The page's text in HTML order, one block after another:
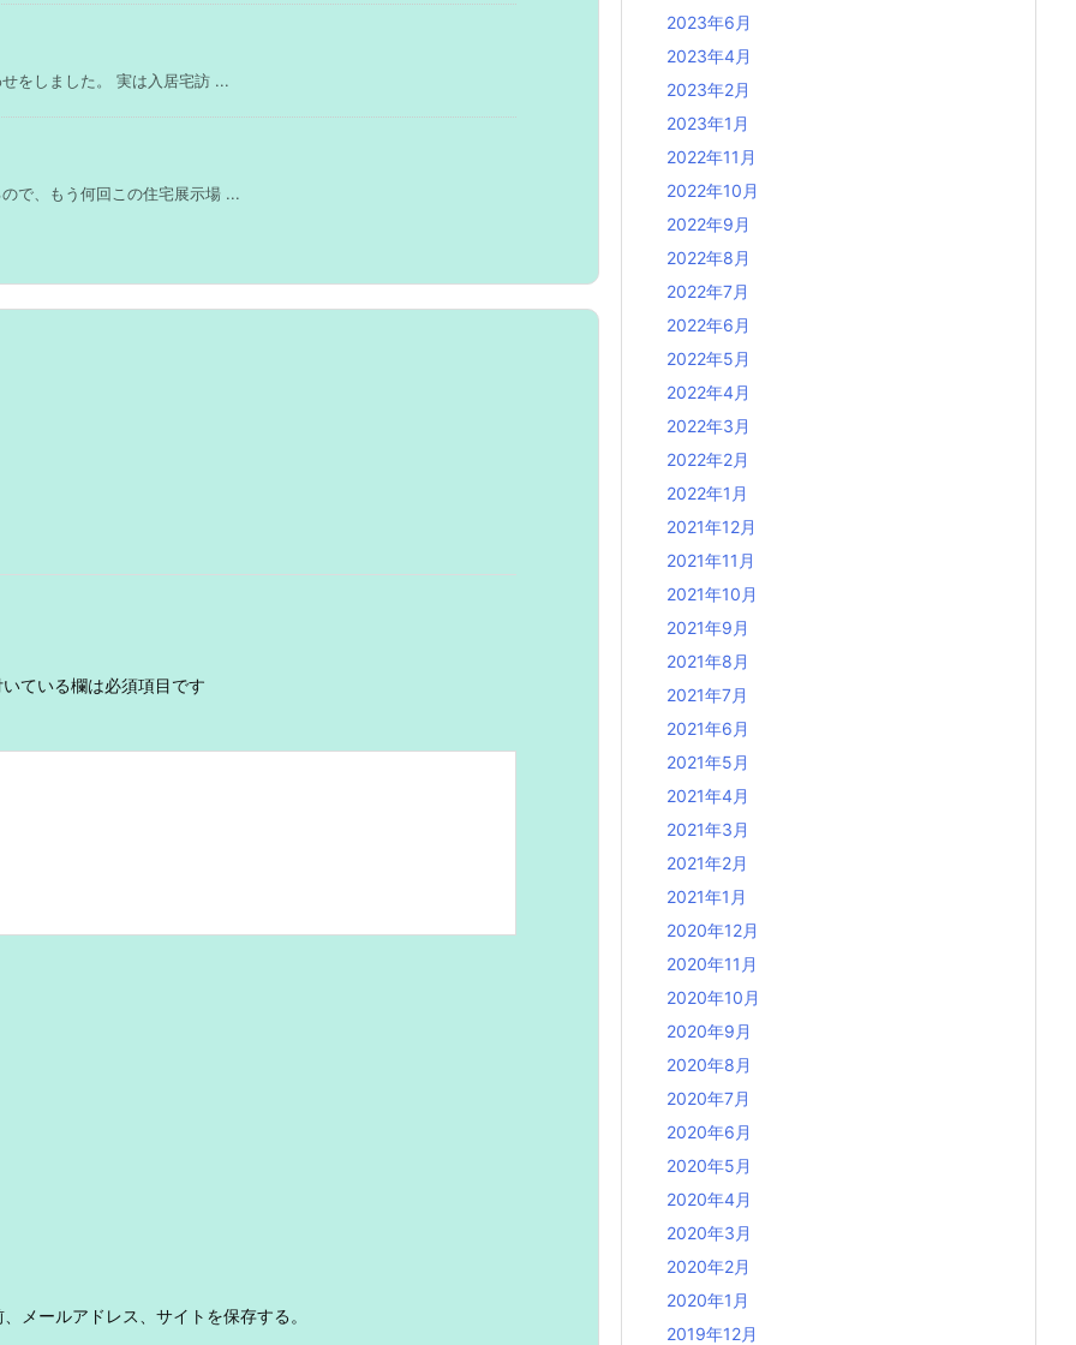
をしました。 実は入居宅訪 ...
で、もう何回この住宅展示場 ...
ている欄は必須項目です
メールアドレス、サイトを保存する。
2023年6月
2023年4月
2023年2月
2023年1月
2022年11月
2022年10月
2022年9月
2022年8月
2022年7月
2022年6月
2022年5月
2022年4月
2022年3月
2022年2月
2022年1月
2021年12月
2021年11月
2021年10月
2021年9月
2021年8月
2021年7月
2021年6月
2021年5月
2021年4月
2021年3月
2021年2月
2021年1月
2020年12月
2020年11月
2020年10月
2020年9月
2020年8月
2020年7月
2020年6月
2020年5月
2020年4月
2020年3月
2020年2月
2020年1月
2019年12月